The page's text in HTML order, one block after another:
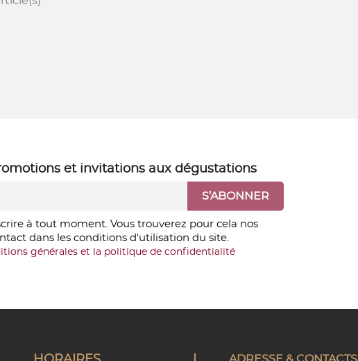
et invitations aux dégustations
à tout moment. Vous trouverez pour cela nos
dans les conditions d'utilisation du site.
générales et la politique de confidentialité